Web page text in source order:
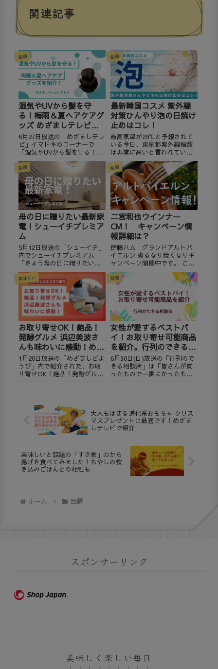
関連記事
話題
湿気やUVから髪を守
る！梅雨＆夏ヘアケアグ
ッズ めざましテレビイ
マドキ
6月27日放送の「めざましテレ
ビ」イマドキのコーナーで
「湿気やUVから髪を守る！梅
雨＆夏ヘアケアグッズ」が紹
介されました。 紹介された人
気商品が通販で購入可能か調
べてみました。 ※2024年6月
27日現在の情報です。 梅雨＆
夏ヘアケアグッズ...
話題
最新韓国コスメ 紫外線
対策ひんやり泡の日焼け
止めはコレ！
最高気温が29℃と予報されて
いる今日、東京都紫外線指数
は非常に高いと言われていま
す。 そんな中、ロフトで「K
コスメフェスティバル」が開
催されています。 500点もの
最新韓国コスメがクローズア
ップしたイベントです。 中で
も紫外線強い味方になっ...
話題
母の日に贈りたい最新家
電！シューイチプレミア
ム
5月12日放送の「シューイチ」
内でシューイチプレミアム
「きょう母の日に贈りたい最
新便利家電スペシャル！」ナ
イツ塙親子＆3時のヒロイン福
田親子参戦！ 番組内で紹介さ
れた最新家電が通販で購入可
能か調べてみました。 ※2024
年5月12日現在の情...
話題
二宮和也ウインナー
CM！ キャンペーン情
報詳細は？
伊藤ハム グランドアルトバ
イエルン 煮るなり焼くなりキ
ャンペーン開催中です。 この
キャンペーンについて気にな
りますよね？ キャンペーンの
詳細は？何が当たるの？ 応募
方法は？応募締切は？ 煮るな
り焼くなりキャンペーンの詳
細について調べてみまし...
美味しい
お取り寄せOK！絶品！
発酵グルメ 浜辺美波さ
んも味わいに感動！めざ
ましどようび
1月20日放送の「めざましどよ
うび」内で紹介された、お取
り寄せOK！絶品！発酵グルメ
商品を調べてみました。
※2024年1月20日現在の情報で
す。 お取り寄せ...
話題
女性が愛するベストバ
イ！お取り寄せ可能商品
を紹介。行列のできる相
談所
6月30日(日)放送の「行列ので
きる相談所」は「皆さんが買
ったもので一番よかったもの
缶詰！マリンスポーツでも使
える日焼け防止マスク！...
大人もはまる進化系おもちゃ クリス
マスプレゼントに最適です！めざま
しテレビで紹介
美味しいと話題の「すき家」のから
揚げを食べてみました！もやしの炊
き込みごはんとの相性も
ホーム 話題
スポンサーリンク
美味しく楽しい毎日